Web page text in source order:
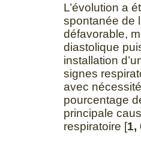
L’évolution a
spontanée de
défavorable,
diastolique
installation
signes
avec
pourcentage
principale
respiratoire [1,